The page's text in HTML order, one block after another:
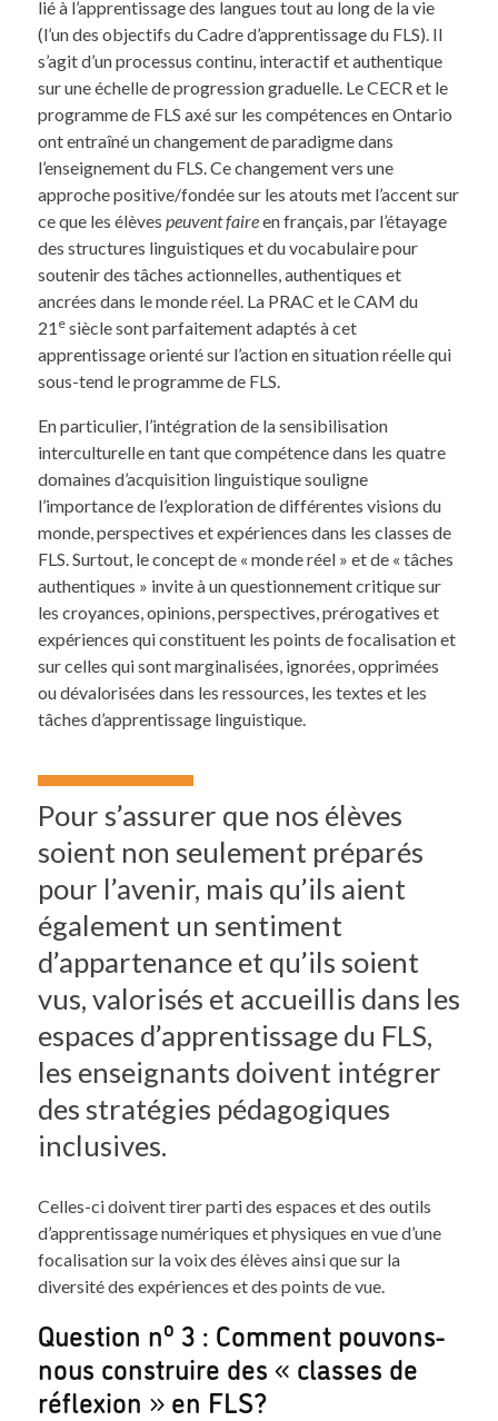
lié à l’apprentissage des langues tout au long de la vie
(l’un des objectifs du Cadre d’apprentissage du FLS). Il
s’agit d’un processus continu, interactif et authentique
sur une échelle de progression graduelle. Le CECR et le
programme de FLS axé sur les compétences en Ontario
ont entraîné un changement de paradigme dans
l’enseignement du FLS. Ce changement vers une
approche positive/fondée sur les atouts met l’accent sur
ce que les élèves peuvent faireen français, par l’étayage
des structures linguistiques et du vocabulaire pour
soutenir des tâches actionnelles, authentiques et
ancrées dans le monde réel. La PRAC et le CAM du
21 e siècle sont parfaitement adaptés à cet
apprentissage orienté sur l’action en situation réelle qui
sous-tend le programme de FLS.
En particulier, l’intégration de la sensibilisation
interculturelle en tant que compétence dans les quatre
domaines d’acquisition linguistique souligne
l’importance de l’exploration de différentes visions du
monde, perspectives et expériences dans les classes de
FLS. Surtout, le concept de « monde réel » et de « tâches
authentiques » invite à un questionnement critique sur
les croyances, opinions, perspectives, prérogatives et
expériences qui constituent les points de focalisation et
sur celles qui sont marginalisées, ignorées, opprimées
ou dévalorisées dans les ressources, les textes et les
tâches d’apprentissage linguistique.
Pour s’assurer que nos élèves
soient non seulement préparés
pour l’avenir, mais qu’ils aient
également un sentiment
d’appartenance et qu’ils soient
vus, valorisés et accueillis dans les
espaces d’apprentissage du FLS,
les enseignants doivent intégrer
des stratégies pédagogiques
inclusives.
Celles-ci doivent tirer parti des espaces et des outils
d’apprentissage numériques et physiques en vue d’une
focalisation sur la voix des élèves ainsi que sur la
diversité des expériences et des points de vue.
Question no 3 : Comment pouvons-
nous construire des « classes de
réflexion » en FLS?